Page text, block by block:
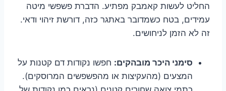
החליט לעשות קאמבק מפתיע. הדברת פשפשי מיטה
עמידים, בטח כשמדובר באתגר כזה, דורשת זיהוי ודאי.
זה לא הזמן לניחושים.
סימני היכר מובהקים: חפשו נקודות דם קטנות על
המצעים (מהעקיצות או מהפשפשים המרוסקים).